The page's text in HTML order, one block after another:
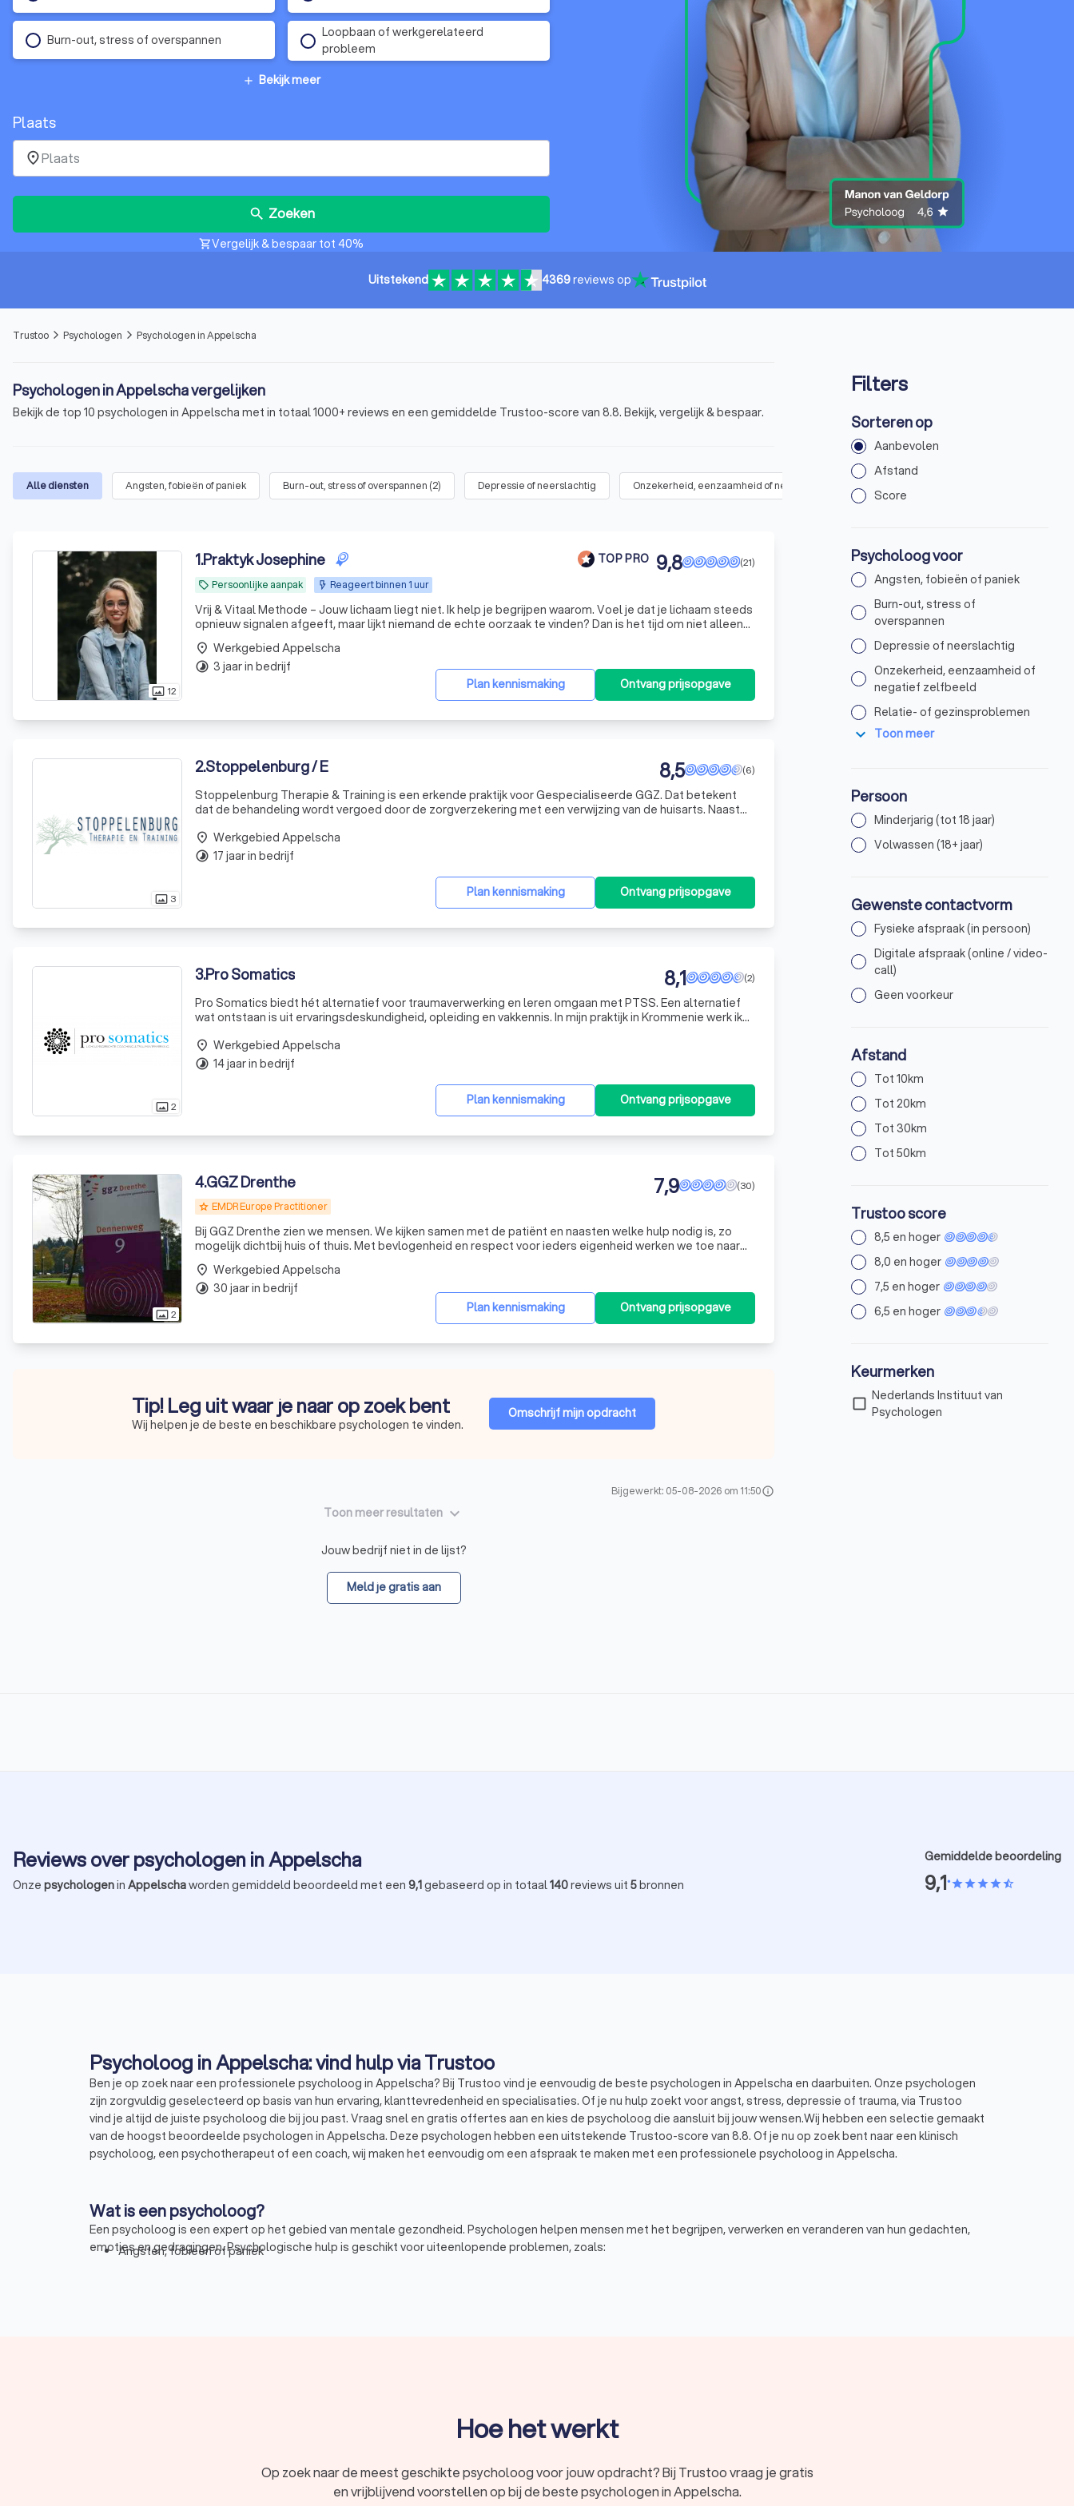
Burn-out, stress of overspannen
Loopbaan of werkgerelateerd
probleem
add Bekijk meer
Plaats
place
search Zoeken
shopping_cartVergelijk & bespaar tot 40%
Uitstekend 4369reviews op
Trustoo arrow_forward_ios Psychologen arrow_forward_ios Psychologen in Appelscha
Psychologen in Appelscha vergelijken
Bekijk de top 10 psychologen in Appelscha met in totaal 1000+ reviews en een gemiddelde Trustoo-score van 8.8. Bekijk, vergelijk & bespaar.
Alle diensten Angsten, fobieën of paniek Burn-out, stress of overspannen (2) Depressie of neerslachtig Onzekerheid, eenzaamheid of negatief zelfbeeld
photo_size_select_actual 12
1.Praktyk Josephine TOP PRO
local_offer Persoonlijke aanpak Reageert binnen 1 uur
(21)
9,8
Vrij & Vitaal Methode – Jouw lichaam liegt niet. Ik help je begrijpen waarom. Voel je dat je lichaam steeds
opnieuw signalen afgeeft, maar lijkt niemand de echte oorzaak te vinden? Dan is het tijd om niet alleen
Plan kennismaking Ontvang prijsopgave
place Werkgebied Appelscha
timelapse 3 jaar in bedrijf
photo_size_select_actual 3
2.Stoppelenburg / E (6)
8,5
Stoppelenburg Therapie & Training is een erkende praktijk voor Gespecialiseerde GGZ. Dat betekent
dat de behandeling wordt vergoed door de zorgverzekering met een verwijzing van de huisarts. Naast
Cognitiev
Plan kennismaking Ontvang prijsopgave
place Werkgebied Appelscha
timelapse 17 jaar in bedrijf
photo_size_select_actual2
3.Pro Somatics (2)
8,1
Pro Somatics biedt hét alternatief voor traumaverwerking en leren omgaan met PTSS. Een alternatief
wat ontstaan is uit ervaringsdeskundigheid, opleiding en vakkennis. In mijn praktijk in Krommenie werk ik
Plan kennismaking Ontvang prijsopgave
place Werkgebied Appelscha
timelapse 14 jaar in bedrijf
photo_size_select_actual2
4.GGZ Drenthe
grade EMDR Europe Practitioner
(30)
7,9
Bij GGZ Drenthe zien we mensen. We kijken samen met de patiënt en naasten welke hulp nodig is, zo
mogelijk dichtbij huis of thuis. Met bevlogenheid en respect voor ieders eigenheid werken we toe naar
herstel, optimaal welzijn en welbevinden. Onze missie is om samen te werken aan herstel en kwaliteit
Plan kennismaking Ontvang prijsopgave
place Werkgebied Appelscha
timelapse 30 jaar in bedrijf
Tip! Leg uit waar je naar op zoek bent
Wij helpen je de beste en beschikbare psychologen te vinden.
Omschrijf mijn opdracht
Bijgewerkt: 05-08-2026 om 11:50info
Toon meer resultaten keyboard_arrow_down
Jouw bedrijf niet in de lijst?
Meld je gratis aan
Filters
Sorteren op
Aanbevolen
Afstand
Score
Psycholoog voor
Angsten, fobieën of paniek
Burn-out, stress of
overspannen
Depressie of neerslachtig
Onzekerheid, eenzaamheid of
negatief zelfbeeld
Relatie- of gezinsproblemen
expand_more Toon meer
Persoon
Minderjarig (tot 18 jaar)
Volwassen (18+ jaar)
Gewenste contactvorm
Fysieke afspraak (in persoon)
Digitale afspraak (online / video-
call)
Geen voorkeur
Afstand
Tot 10km
Tot 20km
Tot 30km
Tot 50km
Trustoo score
8,5 en hoger
8,0 en hoger
7,5 en hoger
6,5 en hoger
Keurmerken
check_box_outline_blank
Nederlands Instituut van
Psychologen
Reviews over psychologen in Appelscha
Onze psychologenin Appelschaworden gemiddeld beoordeeld met een 9,1gebaseerd op in totaal140reviews uit 5bronnen
Gemiddelde beoordeling
9,1•starstarstarstarstar_half
Psycholoog in Appelscha: vind hulp via Trustoo
Ben je op zoek naar een professionele psycholoog in Appelscha? Bij Trustoo vind je eenvoudig de beste psychologen in Appelscha en daarbuiten. Onze psychologen
zijn zorgvuldig geselecteerd op basis van hun ervaring, klanttevredenheid en specialisaties. Of je nu hulp zoekt voor angst, stress, depressie of trauma, via Trustoo
vind je altijd de juiste psycholoog die bij jou past. Vraag snel en gratis offertes aan en kies de psycholoog die aansluit bij jouw wensen.Wij hebben een selectie gemaakt
van de hoogst beoordeelde psychologen in Appelscha. Deze psychologen hebben een uitstekende Trustoo-score van 8.8. Of je nu op zoek bent naar een klinisch
psycholoog, een psychotherapeut of een coach, wij maken het eenvoudig om een afspraak te maken met een professionele psycholoog in Appelscha.
Wat is een psycholoog?
Een psycholoog is een expert op het gebied van mentale gezondheid. Psychologen helpen mensen met het begrijpen, verwerken en veranderen van hun gedachten,
emoties en gedragingen. Psychologische hulp is geschikt voor uiteenlopende problemen, zoals:
Angsten, fobieën of paniek
Een psycholoog in Appelscha biedt deskundige begeleiding en helpt je weer in balans te komen.
Hoe het werkt
Op zoek naar de meest geschikte psycholoog voor jouw opdracht? Bij Trustoo vraag je gratis
en vrijblijvend voorstellen op bij de beste psychologen in Appelscha.